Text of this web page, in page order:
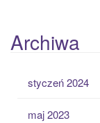
Archiwa
styczeń 2024
maj 2023